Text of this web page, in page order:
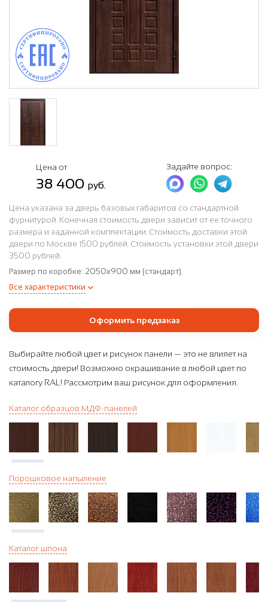
Цена от
38 400 руб.
Задайте вопрос:
Цена указана за дверь базовых габаритов со стандартной
фурнитурой. Конечная стоимость двери зависит от ее точного
размера и заданной комплектации. Стоимость доставки этой
двери по Москве 1500 рублей. Стоимость установки этой двери
3500 рублей.
Размер по коробке: 2050x900 мм (стандарт).
Все характеристики
Оформить предзаказ
Выбирайте любой цвет и рисунок панели — это не влияет на
стоимость двери! Возможно окрашивание в любой цвет по
каталогу RAL! Рассмотрим ваш рисунок для оформления.
Каталог образцов МДФ-панелей
Порошковое напыление
Каталог шпона